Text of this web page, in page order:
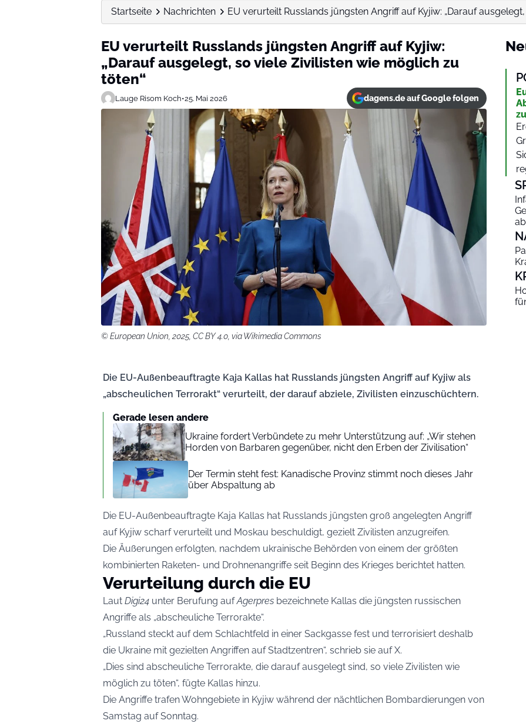
Startseite Nachrichten EU verurteilt Russlands jüngsten Angriff auf Kyjiw: „Darauf ausgelegt,
EU verurteilt Russlands jüngsten Angriff auf Kyjiw:
„Darauf ausgelegt, so viele Zivilisten wie möglich zu
töten“
Lauge Risom Koch•25. Mai 2026 dagens.de auf Google folgen
© European Union, 2025, CC BY 4.0, via Wikimedia Commons
Die EU-Außenbeauftragte Kaja Kallas hat Russlands jüngsten Angriff auf Kyjiw als
„abscheulichen Terrorakt“ verurteilt, der darauf abziele, Zivilisten einzuschüchtern.
Gerade lesen andere
Ukraine fordert Verbündete zu mehr Unterstützung auf: „Wir stehen
Horden von Barbaren gegenüber, nicht den Erben der Zivilisation“
Der Termin steht fest: Kanadische Provinz stimmt noch dieses Jahr
über Abspaltung ab
Die EU-Außenbeauftragte Kaja Kallas hat Russlands jüngsten groß angelegten Angriff
auf Kyjiw scharf verurteilt und Moskau beschuldigt, gezielt Zivilisten anzugreifen.
Die Äußerungen erfolgten, nachdem ukrainische Behörden von einem der größten
kombinierten Raketen- und Drohnenangriffe seit Beginn des Krieges berichtet hatten.
Verurteilung durch die EU
Laut Digi24 unter Berufung aufAgerpres bezeichnete Kallas die jüngsten russischen
Angriffe als „abscheuliche Terrorakte“.
„Russland steckt auf dem Schlachtfeld in einer Sackgasse fest und terrorisiert deshalb
die Ukraine mit gezielten Angriffen auf Stadtzentren“, schrieb sie auf X.
„Dies sind abscheuliche Terrorakte, die darauf ausgelegt sind, so viele Zivilisten wie
möglich zu töten“, fügte Kallas hinzu.
Die Angriffe trafen Wohngebiete in Kyjiw während der nächtlichen Bombardierungen von
Samstag auf Sonntag.